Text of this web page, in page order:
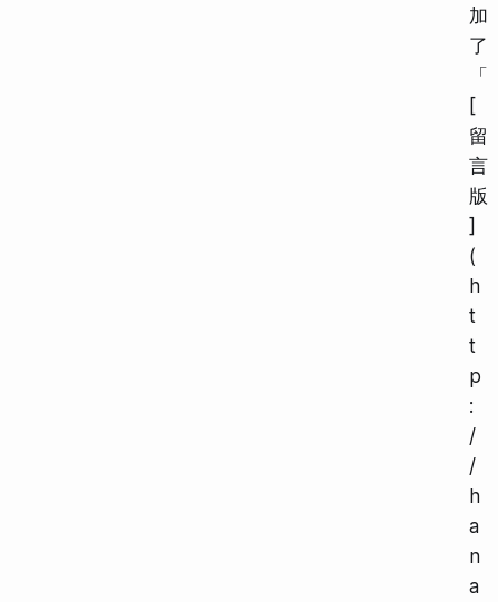
加
了
「
[
留
言
版
]
(
h
t
t
p
:
/
/
h
a
n
a